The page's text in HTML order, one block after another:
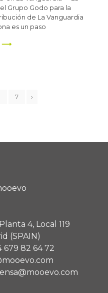
Grupo Godo para la
de La Vanguardia
es un paso
⟶
7 ›
4, Local 119
(SPAIN)
679 82 64 72